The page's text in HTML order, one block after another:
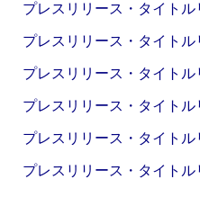
プレスリリース・タイト
プレスリリース・タイト
プレスリリース・タイト
プレスリリース・タイト
プレスリリース・タイト
プレスリリース・タイト